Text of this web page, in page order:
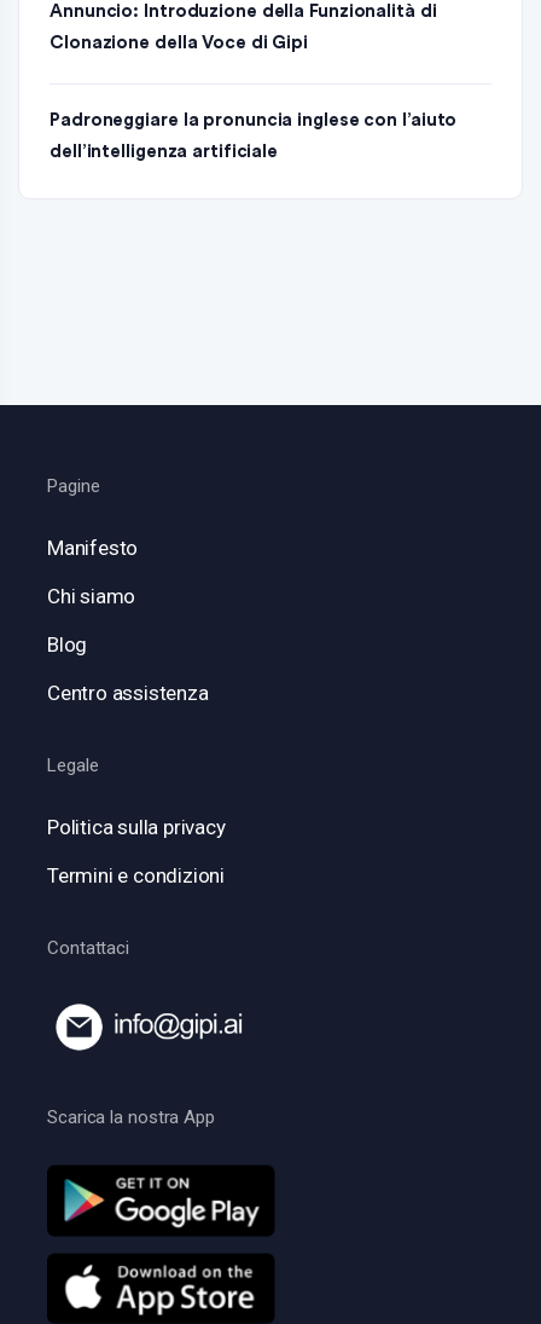
Annuncio: Introduzione della Funzionalità di
Clonazione della Voce di Gipi
Padroneggiare la pronuncia inglese con l’aiuto
dell’intelligenza artificiale
Pagine
Manifesto
Chi siamo
Blog
Centro assistenza
Legale
Politica sulla privacy
Termini e condizioni
Contattaci
Scarica la nostra App